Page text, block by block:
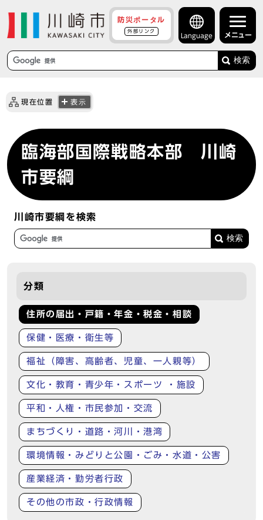
防災ポータル
外部リンク
Language メニュー
検索
現在位置 表示
臨海部国際戦略本部 川崎
市要綱
川崎市要綱を検索
分類
住所の届出・戸籍・年金・税金・相談
保健・医療・衛生等
福祉（障害、高齢者、児童、一人親等）
文化・教育・青少年・スポーツ ・施設
平和・人権・市民参加・交流
まちづくり・道路・河川・港湾
環境情報・みどりと公園・ごみ・水道・公害
産業経済・勤労者行政
その他の市政・行政情報